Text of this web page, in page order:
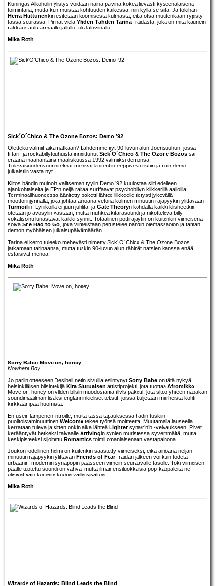
Kuningas Alkoholin ylistys voidaan näinä päivinä kokea lievästi kyseenalaisena
toimintana, mutta kun muistaa kohtuuden kaikessa, niin kyllä se siitä. Ja tokihan
Herra Huttunenkin esitetään koomisesta kulmasta, eikä otsa muutenkaan rypisty
tässä seurassa. Pinnat vielä Yhden Tähden Tarina -raidasta, joka on mitä kaunein
rakkauslaulu armaalle jallulle, eli Jaloviinalle.
Mika Roth
Sick´O´Chico & The Ozone Bozos: Demo ’92
Oletteko valmiit aikamatkaan? Lähdemme nyt 90-luvun alun Joensuuhun, jossa
fiftari- ja rockabillytouhuista innoittunut Sick´O´Chico & The Ozone Bozos sai
eräänä maanantaina maaliskuussa 1992 valmiiksi demonsa.
Tulevaisuudensuunnitelmat menivät kuitenkin eeppisesti ristiin ja näin demo
julkaistiin vasta nyt.
Kiitos bändin muinoin valitseman tyylin Demo ’92 kuulostaa silti edelleen
ajankohtaiselta je EP:n neljä raitaa surffaavat psychobillyn kiikkerillä aalloilla.
Terminaalihuoneessa äänitetty paketti lähtee liikkeelle tietysti jykevällä
moottorinjyrinällä, joka johtaa ainoana vetona kolmen minuutin rajapyykin ylittävään
Turmoiliin. Lyriikoilla ei juuri juhlita, ja Gate Theoryn kohdalla kaikki klisheetkin
otetaan jo avosylin vastaan, mutta muhkea kitarasoundi ja nikotteleva billy-
vokalisointi lunastavat kaikki synnit. Totaalinen pottiräjäytin on kuitenkin viimeisenä
soiva She Had to Go , joka viimeistään perustelee bändin olemassaolon ja tämän
demon myöhäisen julkaisupäivämäärän.
Tarina ei kerro tuleeko mehevästi nimetty Sick´O´Chico & The Ozone Bozos
jatkamaan tarinaansa, mutta tuskin 90-luvun alun rähinät natsien kanssa enää
estäisivät menoa.
Mika Roth
Sorry Babe: Move on, honey
Nowhere Boy
Jo pariin otteeseen Desibeli.netin sivuilla esiintynyt Sorry Babe on tätä nykyä
helsinkiläisen biisintekijä Kira Siuruaisen artistiprojekti, jota tuottaa Afromikko
Move on, honey on viiden biisin muodostama tiivis paketti, jota sitoo yhteen napakan
soundimaailman lisäksi englanninkieliset tekstit, joissa kuljetaan murheista kohti
kirkkaampaa huomista.
En usein lämpenen introille, mutta tässä tapauksessa hädin tuskiin
puolitoistaminuuttinen Welcome tekee työnsä moitteetta. Muutamalla lauseella
kerrataan tuleva ja sitten onkin aika lähteä Lightersyna/r’n’b -veivaukseen. Pilvet
kerääntyvät hetkeksi taivaalle Arrivingin synien muristessa syvemmältä, mutta
keskipisteeksi sijoitettu Romantics toimii omanlaisenaan vastapainona.
Joukon todellinen helmi on kuitenkin säästetty viimeiseksi, eikä ainoana neljän
minuutin rajapyykin ylittävän Friends of Fear-raidan jälkeen voi kuin todeta
urbaanin, modernin synapopin päässeen viimein seuraavalle tasolle. Toki viimeisen
päälle tuotettu soundi on vahva, mutta ilman ensiluokkaisia pop-kappaleita ne
olisivat vain komeita kuoria vailla sisältöä.
Mika Roth
Wizards of Hazards: Blind Leads the Blind